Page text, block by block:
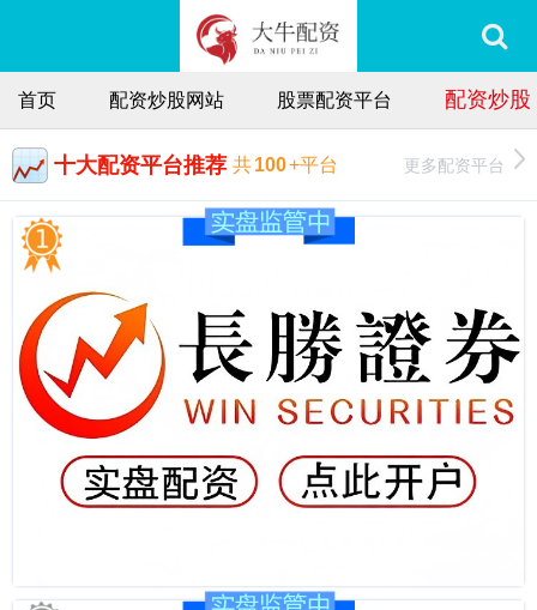
首页 配资炒股网站 股票配资平台 配资炒股
十大配资平台推荐 共100+平台 更多配资平台